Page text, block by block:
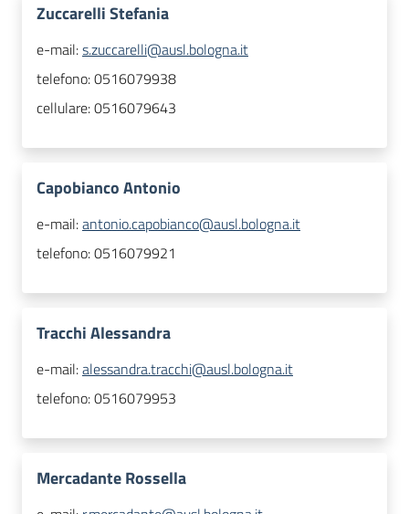
Zuccarelli Stefania
e-mail:s.zuccarelli@ausl.bologna.it
telefono:0516079938
cellulare:0516079643
Capobianco Antonio
e-mail:antonio.capobianco@ausl.bologna.it
telefono:0516079921
Tracchi Alessandra
e-mail:alessandra.tracchi@ausl.bologna.it
telefono:0516079953
Mercadante Rossella